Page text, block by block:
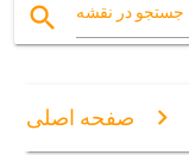
search جستجو در نقشه
صفحه اصلی